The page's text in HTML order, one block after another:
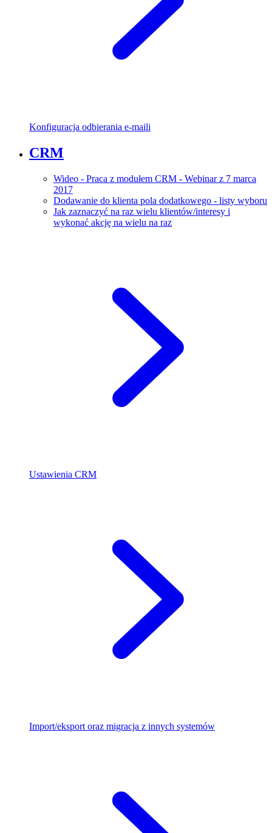
Konfiguracja odbierania e-maili
CRM
Wideo - Praca z modułem CRM - Webinar z 7 marca
2017
Dodawanie do klienta pola dodatkowego - listy wyboru
Jak zaznaczyć na raz wielu klientów/interesy i
wykonać akcję na wielu na raz
Ustawienia CRM
Import/eksport oraz migracja z innych systemów